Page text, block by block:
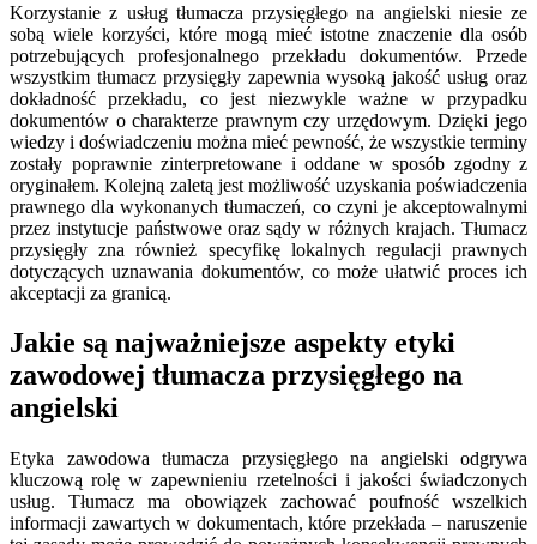
Korzystanie z usług tłumacza przysięgłego na angielski niesie ze
sobą wiele korzyści, które mogą mieć istotne znaczenie dla osób
potrzebujących profesjonalnego przekładu dokumentów. Przede
wszystkim tłumacz przysięgły zapewnia wysoką jakość usług oraz
dokładność przekładu, co jest niezwykle ważne w przypadku
dokumentów o charakterze prawnym czy urzędowym. Dzięki jego
wiedzy i doświadczeniu można mieć pewność, że wszystkie terminy
zostały poprawnie zinterpretowane i oddane w sposób zgodny z
oryginałem. Kolejną zaletą jest możliwość uzyskania poświadczenia
prawnego dla wykonanych tłumaczeń, co czyni je akceptowalnymi
przez instytucje państwowe oraz sądy w różnych krajach. Tłumacz
przysięgły zna również specyfikę lokalnych regulacji prawnych
dotyczących uznawania dokumentów, co może ułatwić proces ich
akceptacji za granicą.
Jakie są najważniejsze aspekty etyki
zawodowej tłumacza przysięgłego na
angielski
Etyka zawodowa tłumacza przysięgłego na angielski odgrywa
kluczową rolę w zapewnieniu rzetelności i jakości świadczonych
usług. Tłumacz ma obowiązek zachować poufność wszelkich
informacji zawartych w dokumentach, które przekłada – naruszenie